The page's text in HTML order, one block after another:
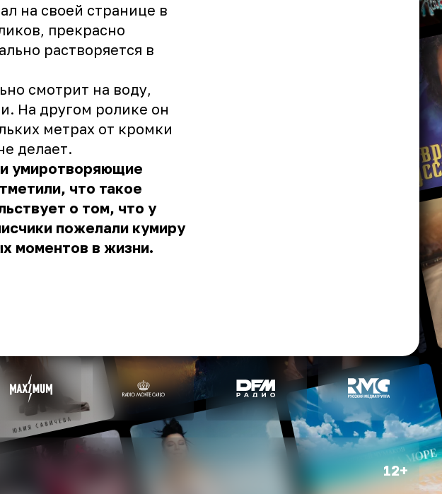
на своей странице в
прекрасно
растворяется в
смотрит на воду,
На другом ролике он
метрах от кромки
делает.
умиротворяющие
что такое
о том, что у
пожелали кумиру
моментов в жизни.
12+